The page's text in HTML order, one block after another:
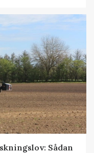
Sådan